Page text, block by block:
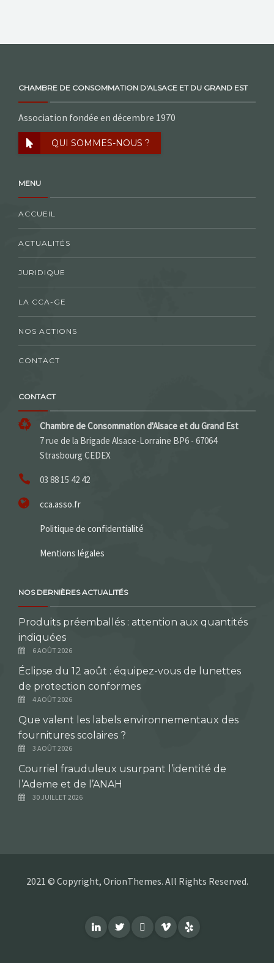
CHAMBRE DE CONSOMMATION D'ALSACE ET DU GRAND EST
Association fondée en décembre 1970
QUI SOMMES-NOUS ?
MENU
ACCUEIL
ACTUALITÉS
JURIDIQUE
LA CCA-GE
NOS ACTIONS
CONTACT
CONTACT
Chambre de Consommation d'Alsace et du Grand Est
7 rue de la Brigade Alsace-Lorraine BP6 - 67064
Strasbourg CEDEX
03 88 15 42 42
cca.asso.fr
Politique de confidentialité
Mentions légales
NOS DERNIÈRES ACTUALITÉS
Produits préemballés : attention aux quantités
indiquées
6 AOÛT 2026
Éclipse du 12 août : équipez-vous de lunettes
de protection conformes
4 AOÛT 2026
Que valent les labels environnementaux des
fournitures scolaires ?
3 AOÛT 2026
Courriel frauduleux usurpant l’identité de
l’Ademe et de l’ANAH
30 JUILLET 2026
2021 © Copyright, OrionThemes. All Rights Reserved.